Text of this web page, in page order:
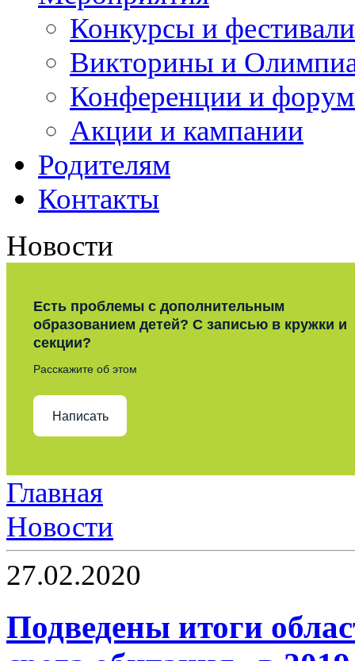
Конкурсы и фестивали
Викторины и
Конференции и
Акции и кампании
Родителям
Контакты
Новости
Есть проблемы с дополнительным
образованием детей? С записью в кружки и
секции?
Расскажите об этом
Написать
Главная
Новости
27.02.2020
Подведены итоги